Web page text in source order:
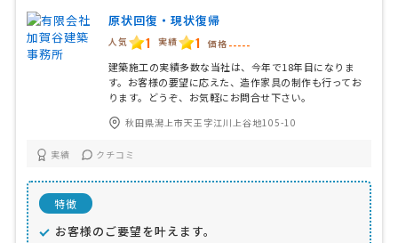
原状回復・現状復帰
人気 1 実績 1 価格 -----
建築施工の実績多数な当社は、今年で18年目になりま
す。お客様の要望に応えた、造作家具の制作も行ってお
ります。どうぞ、お気軽にお問合せ下さい。
秋田県潟上市天王字江川上谷地105-10
実績 クチコミ
特徴
お客様のご要望を叶えます。